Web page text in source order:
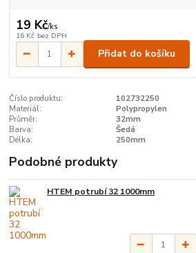
19 Kč/ks
16 Kč bez DPH
Přidat do košíku
Číslo produktu:
102732250
Materiál:
Polypropylen
Průměr:
32mm
Barva:
Šedá
Délka:
250mm
Podobné produkty
HTEM potrubí 32 1000mm